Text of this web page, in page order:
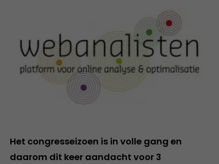
Het congresseizoen is in volle gang en
daarom dit keer aandacht voor 3